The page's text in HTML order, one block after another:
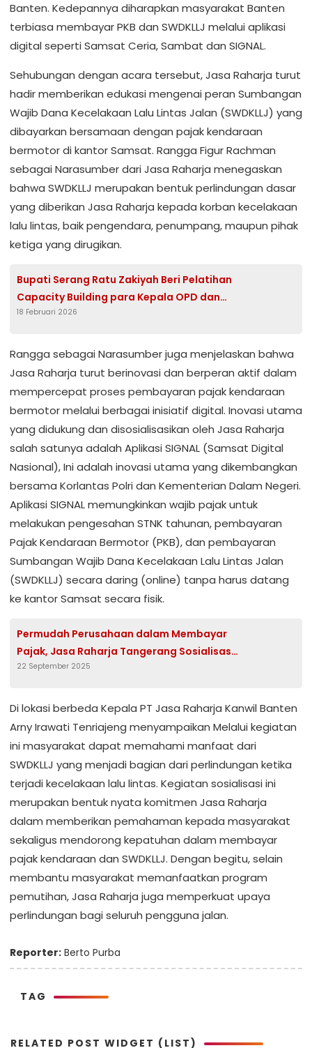
Banten. Kedepannya diharapkan masyarakat Banten
terbiasa membayar PKB dan SWDKLLJ melalui aplikasi
digital seperti Samsat Ceria, Sambat dan SIGNAL.
Sehubungan dengan acara tersebut, Jasa Raharja turut
hadir memberikan edukasi mengenai peran Sumbangan
Wajib Dana Kecelakaan Lalu Lintas Jalan (SWDKLLJ) yang
dibayarkan bersamaan dengan pajak kendaraan
bermotor di kantor Samsat. Rangga Figur Rachman
sebagai Narasumber dari Jasa Raharja menegaskan
bahwa SWDKLLJ merupakan bentuk perlindungan dasar
yang diberikan Jasa Raharja kepada korban kecelakaan
lalu lintas, baik pengendara, penumpang, maupun pihak
ketiga yang dirugikan.
Bupati Serang Ratu Zakiyah Beri Pelatihan
Capacity Building para Kepala OPD dan
Camat
18 Februari 2026
Rangga sebagai Narasumber juga menjelaskan bahwa
Jasa Raharja turut berinovasi dan berperan aktif dalam
mempercepat proses pembayaran pajak kendaraan
bermotor melalui berbagai inisiatif digital. Inovasi utama
yang didukung dan disosialisasikan oleh Jasa Raharja
salah satunya adalah Aplikasi SIGNAL (Samsat Digital
Nasional), Ini adalah inovasi utama yang dikembangkan
bersama Korlantas Polri dan Kementerian Dalam Negeri.
Aplikasi SIGNAL memungkinkan wajib pajak untuk
melakukan pengesahan STNK tahunan, pembayaran
Pajak Kendaraan Bermotor (PKB), dan pembayaran
Sumbangan Wajib Dana Kecelakaan Lalu Lintas Jalan
(SWDKLLJ) secara daring (online) tanpa harus datang
ke kantor Samsat secara fisik.
Permudah Perusahaan dalam Membayar
Pajak, Jasa Raharja Tangerang Sosialisasi
SIGNAL ke PT Indonet
22 September 2025
Di lokasi berbeda Kepala PT Jasa Raharja Kanwil Banten
Arny Irawati Tenriajeng menyampaikan Melalui kegiatan
ini masyarakat dapat memahami manfaat dari
SWDKLLJ yang menjadi bagian dari perlindungan ketika
terjadi kecelakaan lalu lintas. Kegiatan sosialisasi ini
merupakan bentuk nyata komitmen Jasa Raharja
dalam memberikan pemahaman kepada masyarakat
sekaligus mendorong kepatuhan dalam membayar
pajak kendaraan dan SWDKLLJ. Dengan begitu, selain
membantu masyarakat memanfaatkan program
pemutihan, Jasa Raharja juga memperkuat upaya
perlindungan bagi seluruh pengguna jalan.
Reporter: Berto Purba
TAG
RELATED POST WIDGET (LIST)